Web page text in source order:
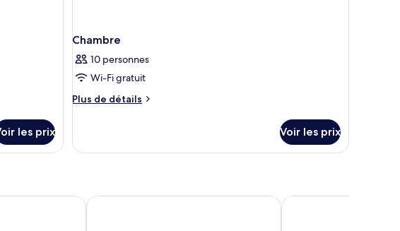
les prix
Chambre
10 personnes
Wi-Fi gratuit
Plus de détails
Plus
le
Chambre
Voir les prix
Miami/Brickell-Downtown
Eurostars Langford Courtyard by Marriott